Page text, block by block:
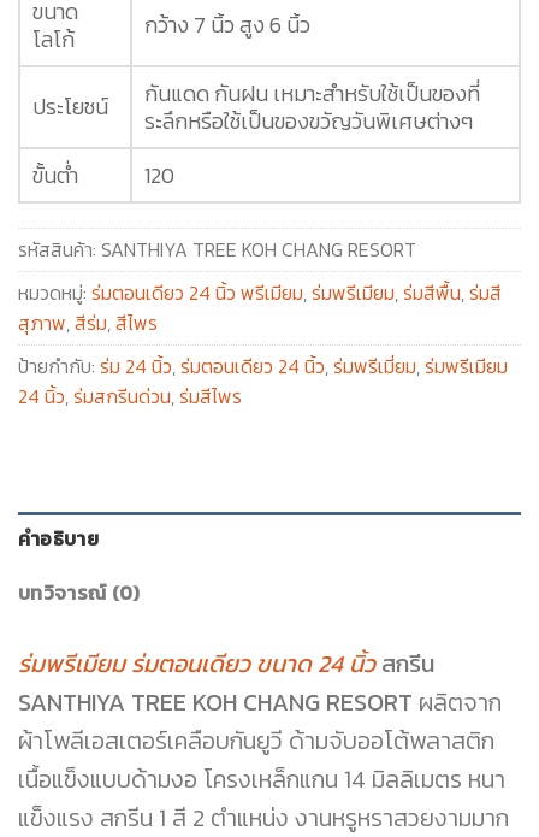
ขนาด
โลโก้
กว้าง 7 นิ้ว สูง 6 นิ้ว
ประโยชน์
กันแดด กันฝน เหมาะสำหรับใช้เป็นของที่
ระลึกหรือใช้เป็นของขวัญวันพิเศษต่างๆ
ขั้นต่ำ
120
รหัสสินค้า: SANTHIYA TREE KOH CHANG RESORT
หมวดหมู่: ร่มตอนเดียว 24 นิ้ว พรีเมียม,ร่มพรีเมียม,ร่มสีพื้น,ร่มสี
สุภาพ,สีร่ม,สีไพร
ป้ายกำกับ: ร่ม 24 นิ้ว,ร่มตอนเดียว 24 นิ้ว,ร่มพรีเมี่ยม,ร่มพรีเมียม
24 นิ้ว,ร่มสกรีนด่วน,ร่มสีไพร
คำอธิบาย
บทวิจารณ์ (0)
ร่มพรีเมียม ร่มตอนเดียว ขนาด 24 นิ้วสกรีน
SANTHIYA TREE KOH CHANG RESORT ผลิตจาก
ผ้าโพลีเอสเตอร์เคลือบกันยูวี ด้ามจับออโต้พลาสติก
เนื้อแข็งแบบด้ามงอ โครงเหล็กแกน 14 มิลลิเมตร หนา
แข็งแรง สกรีน 1 สี 2 ตำแหน่ง งานหรูหราสวยงามมาก